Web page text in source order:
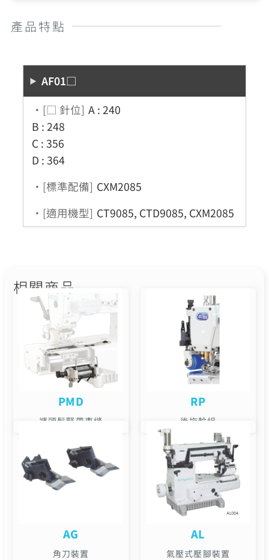
產品特點
AF01□
・[□ 針位] A : 240
B : 248
C : 356
D : 364
・[標準配備] CXM2085
・[適用機型] CT9085, CTD9085, CXM2085
相關商品
PMD
褲頭鬆緊帶車縫
RP
後拖輪組
AG
角刀裝置
AL
氣壓式壓腳裝置